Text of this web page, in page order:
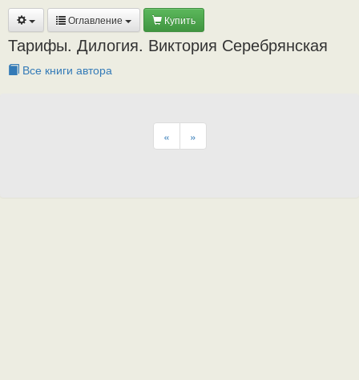
Оглавление Купить
Тарифы. Дилогия. Виктория Серебрянская
Все книги автора
« »